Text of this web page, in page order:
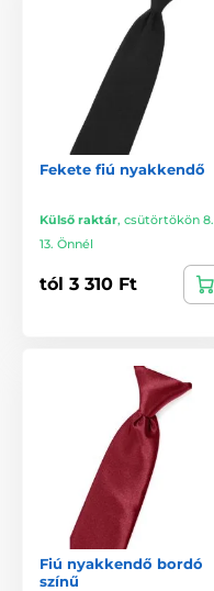
Fekete fiú nyakkendő
Külső raktár, csütörtökön 8.
13. Önnél
tól 3 310 Ft
Fiú nyakkendő bordó
színű